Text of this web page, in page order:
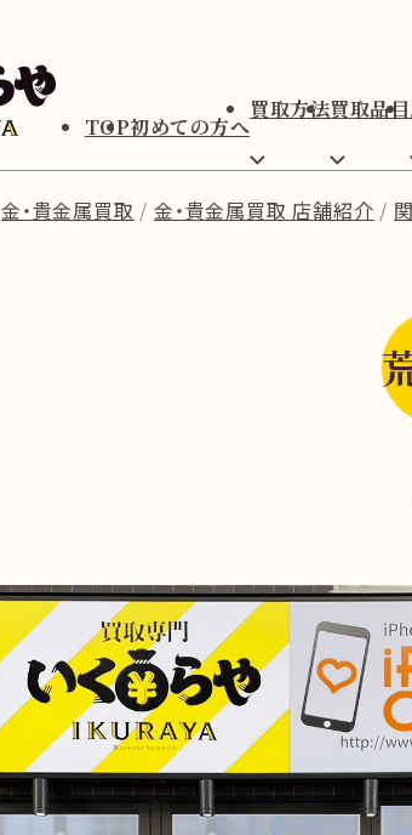
TOP初めての方へ
買取方法買取品目
金・貴金属買取 金・貴金属買取 店舗紹介